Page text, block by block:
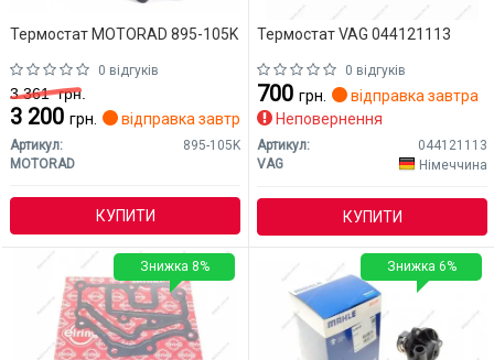
Термостат MOTORAD 895-105K
0 відгуків
3 361грн.
3 200 грн. відправка завтра
Артикул:
895-105K
MOTORAD
КУПИТИ
Термостат VAG 044121113
0 відгуків
700 грн.
відправка завтра
Неповернення
Артикул:
044121113
VAG
Німеччина
КУПИТИ
Знижка 8% Знижка 6%